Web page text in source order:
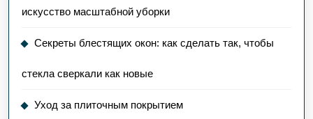
искусство масштабной уборки
Секреты блестящих окон: как сделать так, чтобы
стекла сверкали как новые
Уход за плиточным покрытием